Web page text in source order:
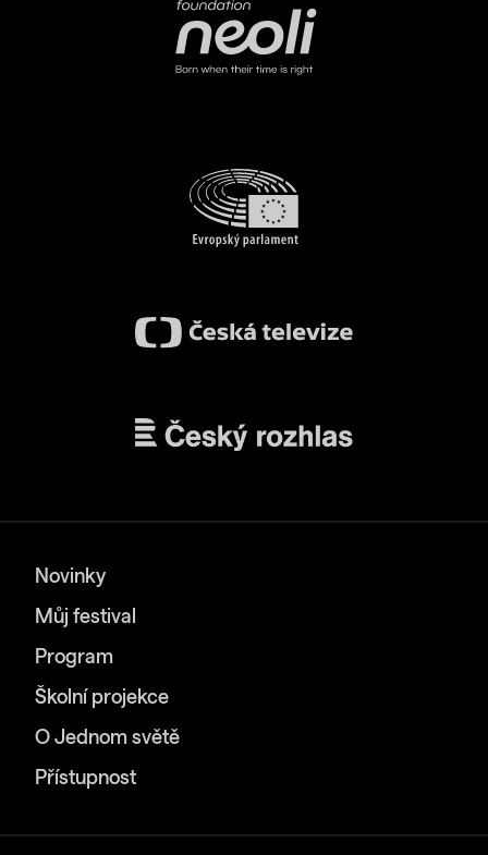
Novinky
Můj festival
Program
Školní projekce
O Jednom světě
Přístupnost